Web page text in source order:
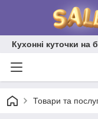
Кухонні куточки
Товари та